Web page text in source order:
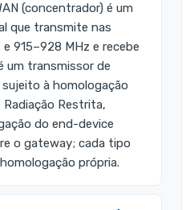
(concentrador) é um
que transmite nas
915–928 MHz e recebe
um transmissor de
à homologação
Restrita,
do end-device
o gateway; cada tipo
própria.